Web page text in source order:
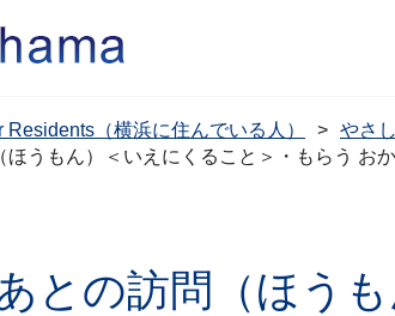
Residents（横浜に住んでいる人） やさ
うもん）＜いえにくること＞・もらう お
との訪問（ほう